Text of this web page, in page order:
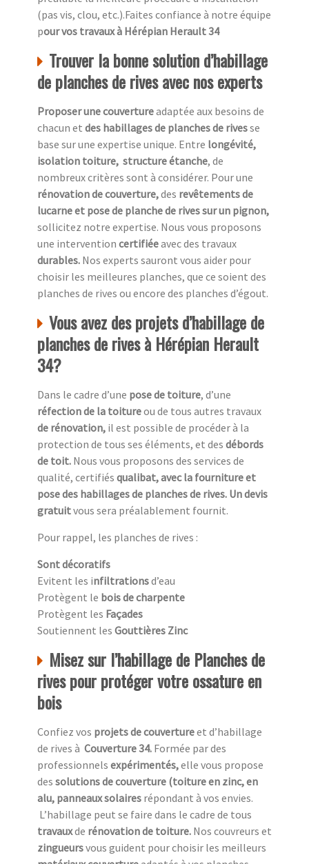
(pas vis, clou, etc.).Faites confiance à notre équipe
pour vos travaux à Hérépian Herault 34
Trouver la bonne solution d’habillage
de planches de rives avec nos experts
Proposer une couvertureadaptée aux besoins de
chacun et des habillages de planches de rivesse
base sur une expertise unique. Entre longévité,
isolation toiture, structure étanche, de
nombreux critères sont à considérer. Pour une
rénovation de couverture,des revêtements de
lucarne et pose de planche de rives sur un pignon,
sollicitez notre expertise. Nous vous proposons
une intervention certifiéeavec des travaux
durables. Nos experts sauront vous aider pour
choisir les meilleures planches, que ce soient des
planches de rives ou encore des planches d’égout.
Vous avez des projets d’habillage de
planches de rives à Hérépian Herault
34?
Dans le cadre d’une pose de toiture, d’une
réfection de la toitureou de tous autres travaux
de rénovation, il est possible de procéder à la
protection de tous ses éléments, et des débords
de toit. Nous vous proposons des services de
qualité, certifiés qualibat, avec la fourniture et
pose des habillages de planches de rives. Un devis
gratuitvous sera préalablement fournit.
Pour rappel, les planches de rives :
Sont décoratifs
Evitent les infiltrationsd’eau
Protègent le bois de charpente
Protègent les Façades
Soutiennent les Gouttières Zinc
Misez sur l’habillage de Planches de
rives pour protéger votre ossature en
bois
Confiez vos projets de couvertureet d’habillage
de rives à Couverture 34. Formée par des
professionnels expérimentés,elle vous propose
des solutions de couverture (toiture en zinc, en
alu, panneaux solaires répondant à vos envies.
L’habillage peut se faire dans le cadre de tous
travauxde rénovation de toiture. Nos couvreurs et
zingueursvous guident pour choisir les meilleurs